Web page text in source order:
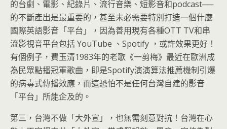
的台劇、電影、紀錄片、流行音樂、短影音和podcast──
的不斷產出是最重要的，甚至未必需要特別打造一個什麼
國際英語影音「平台」，因為善用現有各種OTT TV和串
流影視音平台包括 YouTube 、Spotify ，或許效果更好！
有個例子，費玉清1983年的老歌《一剪梅》最近在歐洲成
為民眾點播冠軍歌曲，即是Spotify演演算法推薦機制引爆
的病毒式傳播效應，而這恐怕不是任何台灣自建的影音
「平台」所能企及的。
第三，台灣不做「大外宣」，也無需刻意對抗！台灣在心